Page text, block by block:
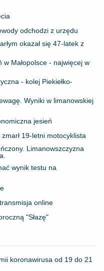
odchodzi z urzędu
okazał się 47-latek z
Małopolsce - najwięcej w
- kolej Piekiełko-
Wyniki w limanowskiej
jesień
19-letni motocyklista
Limanowszczyzna
wynik testu na
online
"Słazę"
koronawirusa od 19 do 21